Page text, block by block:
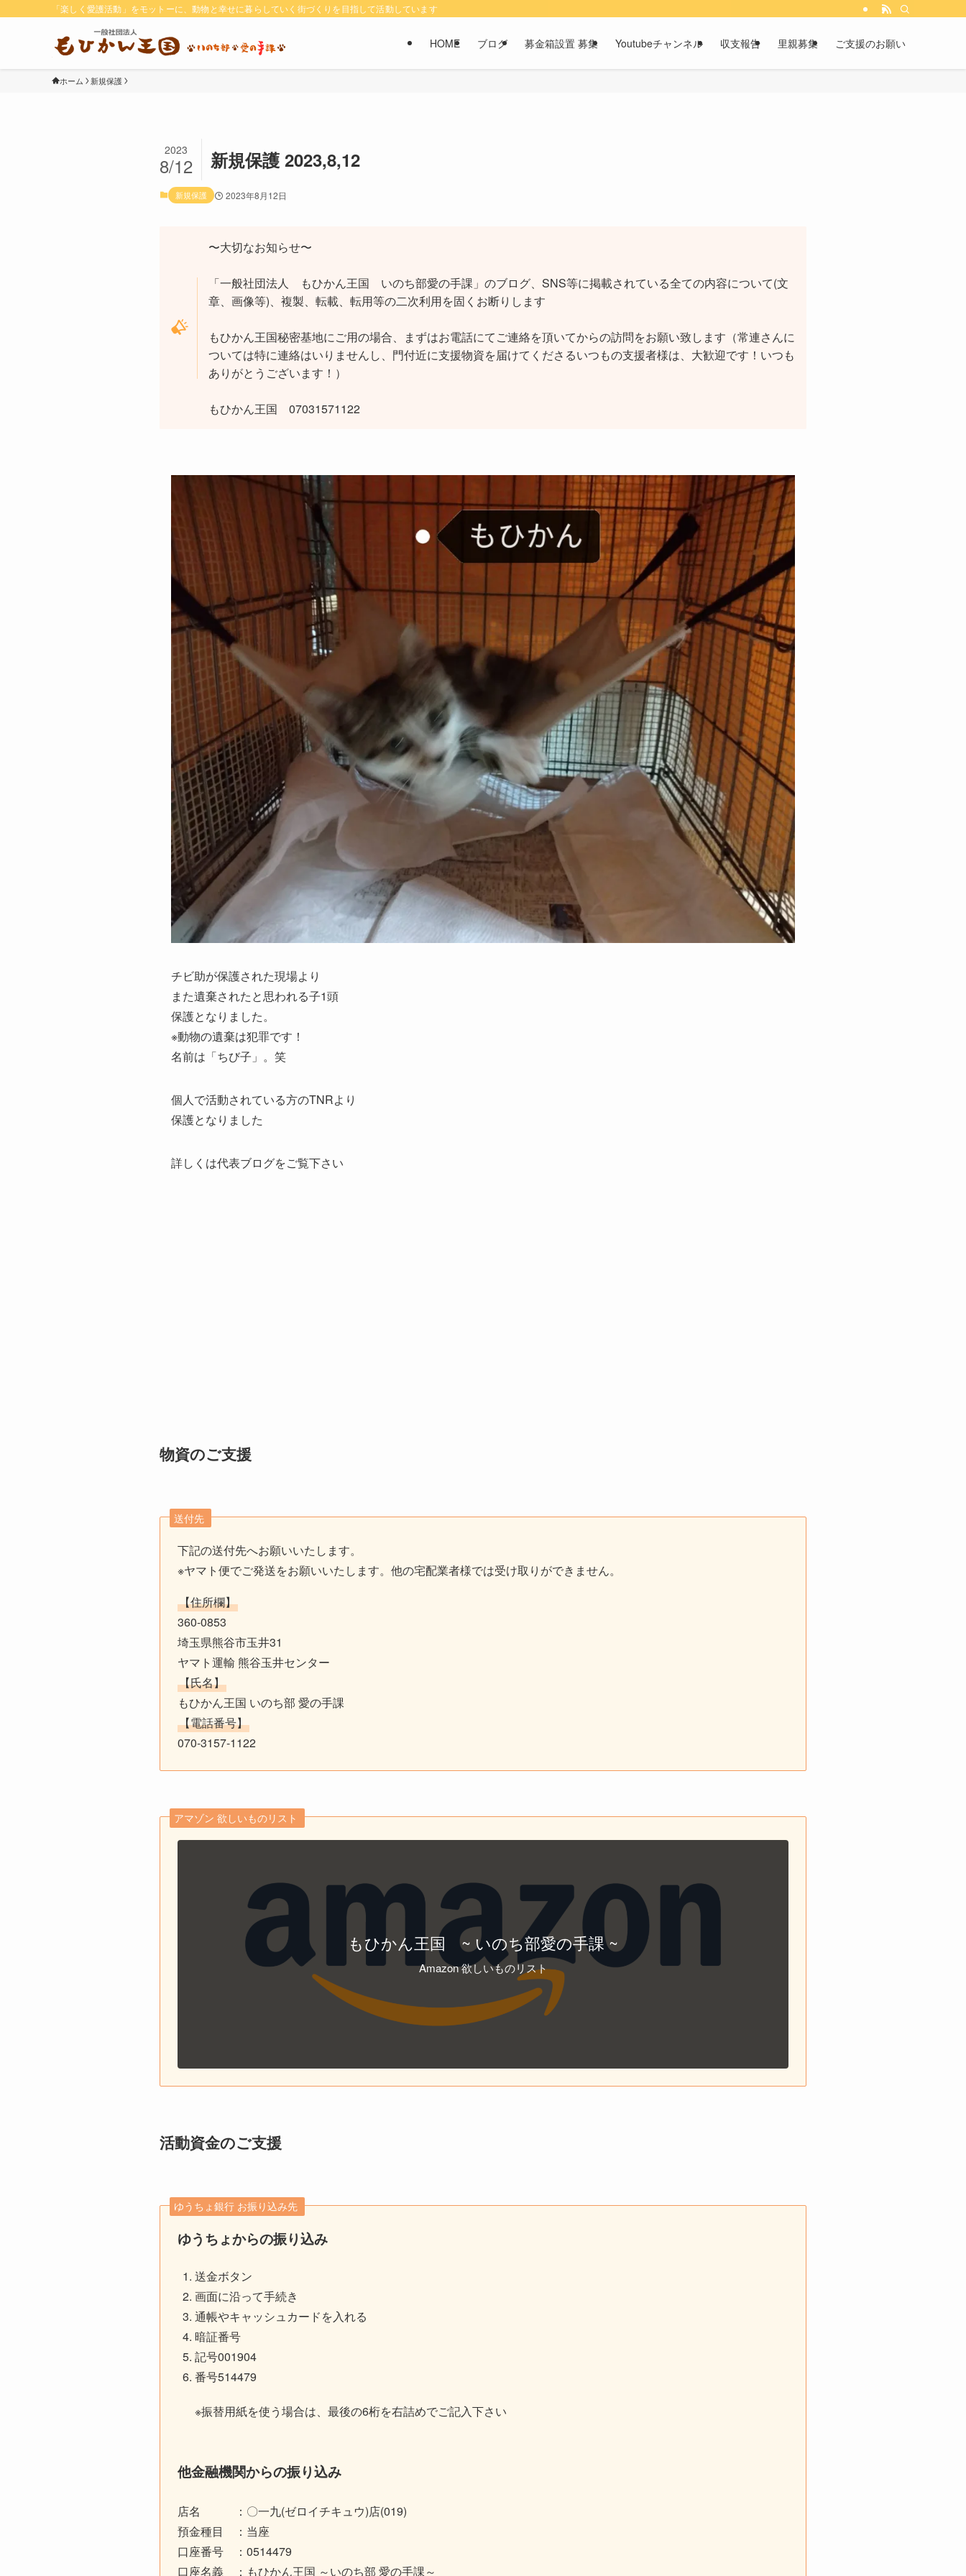
「楽しく愛護活動」をモットーに、動物と幸せに暮らしていく街づくりを目指して活動しています
HOME ブログ 募金箱設置 募集 Youtubeチャンネル 収支報告 里親募集 ご支援のお願い
ホーム 新規保護
新規保護 2023,8,12
2023
8/12
新規保護 2023年8月12日
〜大切なお知らせ〜
「一般社団法人 もひかん王国 いのち部愛の手課」のブログ、SNS等に掲載されている全ての内容について(文
章、画像等)、複製、転載、転用等の二次利用を固くお断りします
もひかん王国秘密基地にご用の場合、まずはお電話にてご連絡を頂いてからの訪問をお願い致します（常連さんに
ついては特に連絡はいりませんし、門付近に支援物資を届けてくださるいつもの支援者様は、大歓迎です！いつも
ありがとうございます！）
もひかん王国 07031571122
チビ助が保護された現場より
また遺棄されたと思われる子1頭
保護となりました。
※動物の遺棄は犯罪です！
名前は「ちび子」。笑
個人で活動されている方のTNRより
保護となりました
詳しくは代表ブログをご覧下さい
物資のご支援
送付先
下記の送付先へお願いいたします。
※ヤマト便でご発送をお願いいたします。他の宅配業者様では受け取りができません。
【住所欄】
360-0853
埼玉県熊谷市玉井31
ヤマト運輸 熊谷玉井センター
【氏名】
もひかん王国 いのち部 愛の手課
【電話番号】
070-3157-1122
アマゾン 欲しいものリスト
もひかん王国 ~ いのち部愛の手課 ~
Amazon 欲しいものリスト
活動資金のご支援
ゆうちょ銀行 お振り込み先
ゆうちょからの振り込み
送金ボタン
画面に沿って手続き
通帳やキャッシュカードを入れる
暗証番号
記号001904
番号514479
※振替用紙を使う場合は、最後の6桁を右詰めでご記入下さい
他金融機関からの振り込み
店名 ：〇一九(ゼロイチキュウ)店(019)
預金種目 ：当座
口座番号 ：0514479
口座名義 ：もひかん王国 ～いのち部 愛の手課～